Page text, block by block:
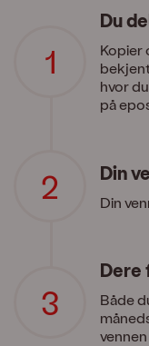
Du
Kopier
hvor
på
Din
Din
Dere
Både